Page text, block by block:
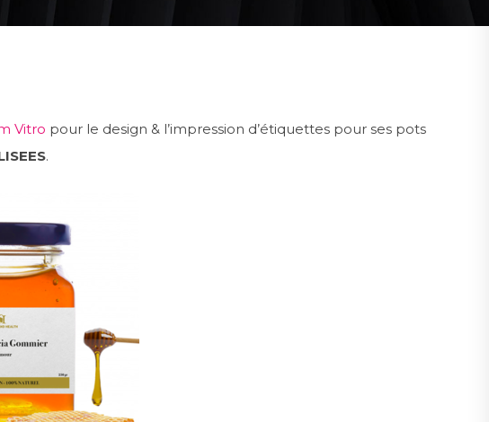
Vitro pour le design & l’impression d’étiquettes pour ses pots
.